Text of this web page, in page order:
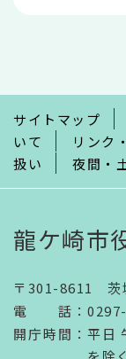
で
サイトマップ
いて
リンク
扱い
夜間・
龍ケ崎市
〒301-8611 茨
電話 ：
開庁時間 ： 平日